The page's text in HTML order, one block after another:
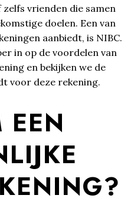
vrienden die samen
doelen. Een van
aanbiedt, is NIBC.
in op de voordelen van
en bekijken we de
voor deze rekening.